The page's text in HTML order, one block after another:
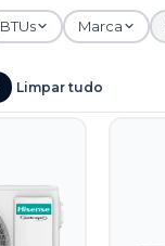
BTUs Marca
Limpar tudo